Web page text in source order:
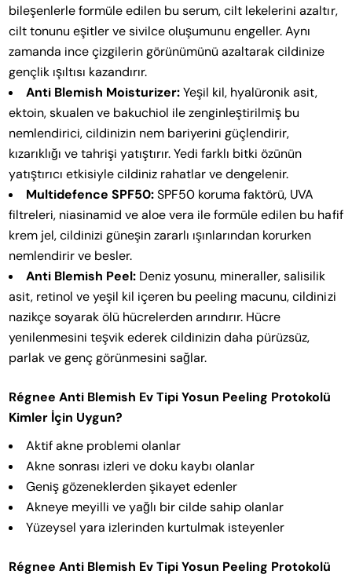
bileşenlerle formüle edilen bu serum, cilt lekelerini azaltır,
cilt tonunu eşitler ve sivilce oluşumunu engeller. Aynı
zamanda ince çizgilerin görünümünü azaltarak cildinize
gençlik ışıltısı kazandırır.
Anti Blemish Moisturizer:Yeşil kil, hyalüronik asit,
ektoin, skualen ve bakuchiol ile zenginleştirilmiş bu
nemlendirici, cildinizin nem bariyerini güçlendirir,
kızarıklığı ve tahrişi yatıştırır. Yedi farklı bitki özünün
yatıştırıcı etkisiyle cildiniz rahatlar ve dengelenir.
Multidefence SPF50:SPF50 koruma faktörü, UVA
filtreleri, niasinamid ve aloe vera ile formüle edilen bu hafif
krem jel, cildinizi güneşin zararlı ışınlarından korurken
nemlendirir ve besler.
Anti Blemish Peel: Deniz yosunu, mineraller, salisilik
asit, retinol ve yeşil kil içeren bu peeling macunu, cildinizi
nazikçe soyarak ölü hücrelerden arındırır. Hücre
yenilenmesini teşvik ederek cildinizin daha pürüzsüz,
parlak ve genç görünmesini sağlar.
Régnee Anti Blemish Ev Tipi Yosun Peeling Protokolü
Kimler İçin Uygun?
Aktif akne problemi olanlar
Akne sonrası izleri ve doku kaybı olanlar
Geniş gözeneklerden şikayet edenler
Akneye meyilli ve yağlı bir cilde sahip olanlar
Yüzeysel yara izlerinden kurtulmak isteyenler
Régnee Anti Blemish Ev Tipi Yosun Peeling Protokolü